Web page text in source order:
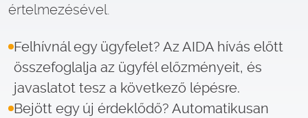
értelmezésével.
Felhívnál egy ügyfelet? Az AIDA hívás előtt
összefoglalja az ügyfél előzményeit, és
javaslatot tesz a következő lépésre.
Bejött egy új érdeklődő? Automatikusan